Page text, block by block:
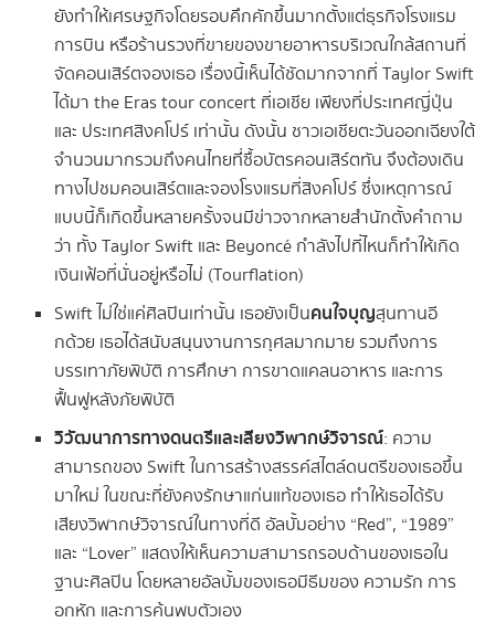
ยังทำให้เศรษฐกิจโดยรอบคึกคักขึ้นมากตั้งแต่ธุรกิจโรงแรม
การบิน หรือร้านรวงที่ขายของขายอาหารบริเวณใกล้สถานที่
จัดคอนเสิร์ตจองเธอ เรื่องนี้เห็นได้ชัดมากจากที่ Taylor Swift
ได้มา the Eras tour concert ที่เอเชีย เพียงที่ประเทศญี่ปุ่น
และ ประเทศสิงคโปร์ เท่านั้น ดังนั้น ชาวเอเชียตะวันออกเฉียงใต้
จำนวนมากรวมถึงคนไทยที่่ซื้อบัตรคอนเสิร์ตทัน จึงต้องเดิน
ทางไปชมคอนเสิร์ตและจองโรงแรมที่สิงคโปร์ ซึ่งเหตุการณ์
แบบนี้ก็เกิดขึ้นหลายครั้งจนมีข่าวจากหลายสำนักตั้งคำถาม
ว่า ทั้ง Taylor Swift และ Beyoncé กำลังไปที่ไหนก็ทำให้เกิด
เงินเฟ้อที่นั่นอยู่หรือไม่ (Tourflation)
Swift ไม่ใช่แค่ศิลปินเท่านั้น เธอยังเป็นคนใจบุญสุนทานอี
กด้วย เธอได้สนับสนุนงานการกุศลมากมาย รวมถึงการ
บรรเทาภัยพิบัติ การศึกษา การขาดแคลนอาหาร และการ
ฟื้นฟูหลังภัยพิบัติ
วิวัฒนาการทางดนตรีและเสียงวิพากษ์วิจารณ์: ความ
สามารถของ Swift ในการสร้างสรรค์สไตล์ดนตรีของเธอขึ้น
มาใหม่ ในขณะที่ยังคงรักษาแก่นแท้ของเธอ ทำให้เธอได้รับ
เสียงวิพากษ์วิจารณ์ในทางที่ดี อัลบั้มอย่าง “Red”, “1989”
และ “Lover” แสดงให้เห็นความสามารถรอบด้านของเธอใน
ฐานะศิลปิน โดยหลายอัลบั้มของเธอมีธีมของ ความรัก การ
อกหัก และการค้นพบตัวเอง